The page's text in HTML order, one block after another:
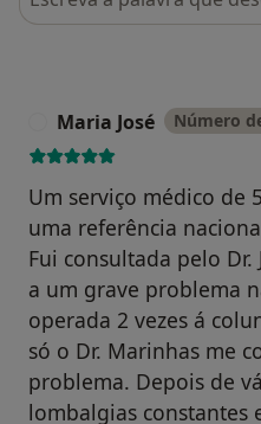
Maria José Número
Um serviço médico de
uma referência
Fui consultada pelo Dr.
a um grave problema
operada 2 vezes á
só o Dr. Marinhas me
problema. Depois de
lombalgias constantes